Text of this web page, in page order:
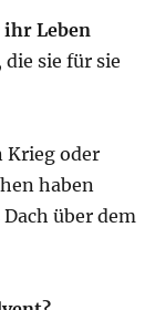
ihr Leben
sie für sie
Krieg oder
haben
über dem